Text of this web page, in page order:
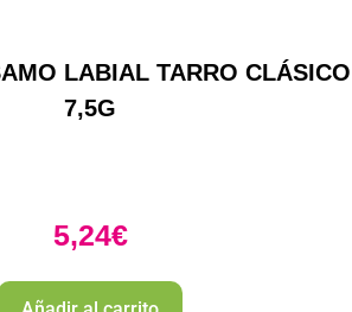
LABIAL TARRO CLÁSICO
7,5G
5,24€